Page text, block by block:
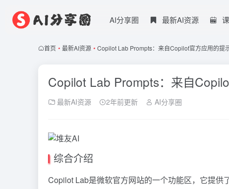
AI分享圈 最新AI资源
首页 • 最新AI资源 • Copilot Lab Prompts：来自Copilot官方应用的提
Copilot Lab Prompts：来自
最新AI资源 2年前更新 AI分享圈
综合介绍
Copilot Lab是微软官方网站的一个功能区，它提